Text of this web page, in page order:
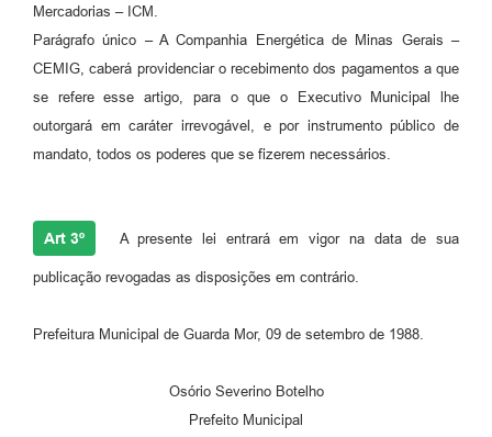
Mercadorias – ICM.
Parágrafo único – A Companhia Energética de Minas Gerais –
CEMIG, caberá providenciar o recebimento dos pagamentos a que
se refere esse artigo, para o que o Executivo Municipal lhe
outorgará em caráter irrevogável, e por instrumento público de
mandato, todos os poderes que se fizerem necessários.
Art 3º A presente lei entrará em vigor na data de sua
publicação revogadas as disposições em contrário.
Prefeitura Municipal de Guarda Mor, 09 de setembro de 1988.
Osório Severino Botelho
Prefeito Municipal